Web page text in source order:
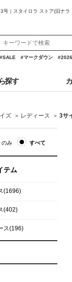
号｜スタイロラ ストア(旧ナラ
#SALE #マークダウン
探す
ズ > レディース > 3サ
のみ すべて
テム
(1696)
(402)
ス(196)